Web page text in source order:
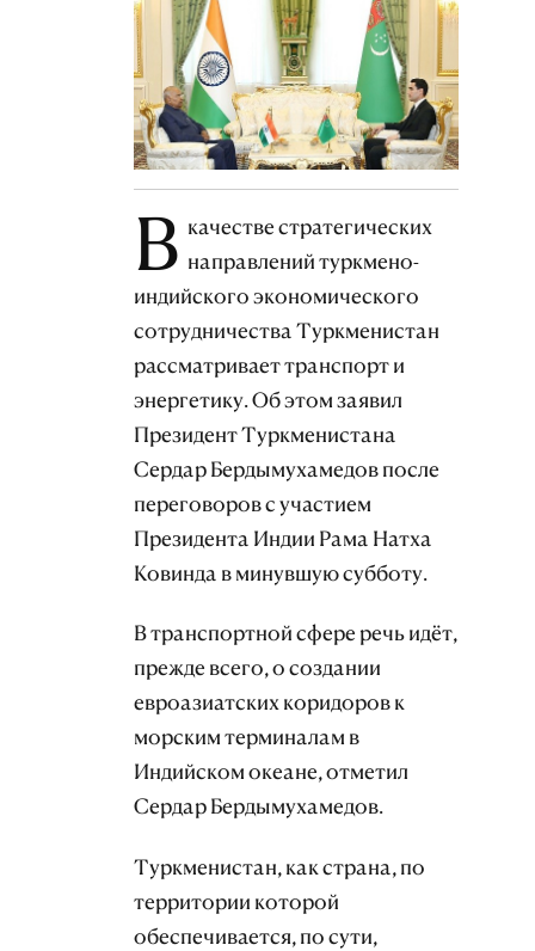
В качестве стратегических
направлений туркмено-
индийского экономического
сотрудничества Туркменистан
рассматривает транспорт и
энергетику. Об этом заявил
Президент Туркменистана
Сердар Бердымухамедов после
переговоров с участием
Президента Индии Рама Натха
Ковинда в минувшую субботу.
В транспортной сфере речь идёт,
прежде всего, о создании
евроазиатских коридоров к
морским терминалам в
Индийском океане, отметил
Сердар Бердымухамедов.
Туркменистан, как страна, по
территории которой
обеспечивается, по сути,